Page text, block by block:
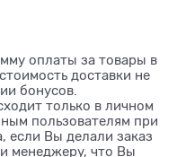
оплаты за товары в
доставки не
бонусов.
только в личном
пользователям при
если Вы делали заказ
менеджеру, что Вы